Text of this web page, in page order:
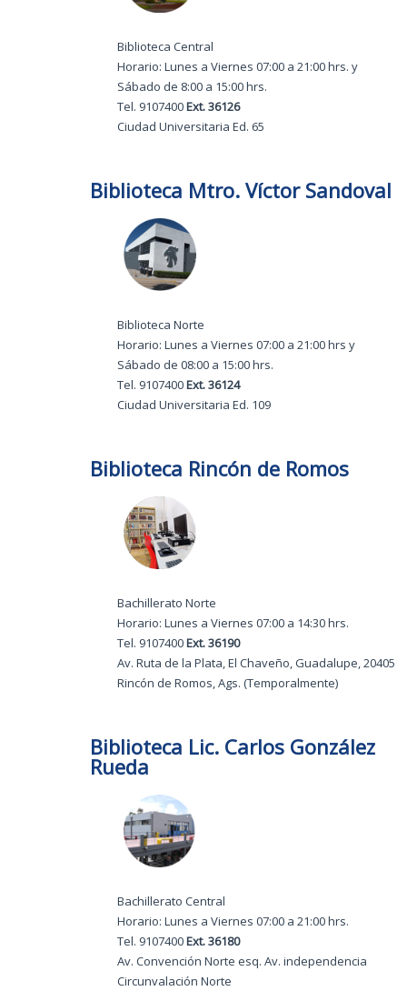
Biblioteca Central
Horario: Lunes a Viernes 07:00 a 21:00 hrs. y
Sábado de 8:00 a 15:00 hrs.
Tel. 9107400Ext. 36126
Ciudad Universitaria Ed. 65
Biblioteca Mtro. Víctor Sandoval
Biblioteca Norte
Horario: Lunes a Viernes 07:00 a 21:00 hrs y
Sábado de 08:00 a 15:00 hrs.
Tel. 9107400Ext. 36124
Ciudad Universitaria Ed. 109
Biblioteca Rincón de Romos
Bachillerato Norte
Horario: Lunes a Viernes 07:00 a 14:30 hrs.
Tel. 9107400Ext. 36190
Av. Ruta de la Plata, El Chaveño, Guadalupe, 20405
Rincón de Romos, Ags. (Temporalmente)
Biblioteca Lic. Carlos González
Rueda
Bachillerato Central
Horario: Lunes a Viernes 07:00 a 21:00 hrs.
Tel. 9107400Ext. 36180
Av. Convención Norte esq. Av. independencia
Circunvalación Norte